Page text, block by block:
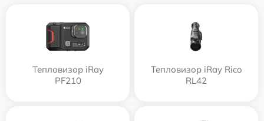
Тепловизор iRay
PF210
Тепловизор iRay Rico
RL42